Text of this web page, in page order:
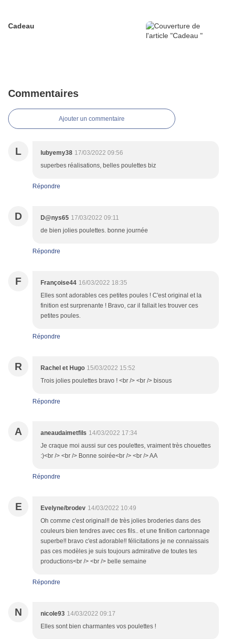
Cadeau
Commentaires
Ajouter un commentaire
L lubyemy38 17/03/2022 09:56
superbes réalisations, belles poulettes biz
Répondre
D D@nys65 17/03/2022 09:11
de bien jolies poulettes. bonne journée
Répondre
F Françoise44 16/03/2022 18:35
Elles sont adorables ces petites poules ! C'est original et la
finition est surprenante ! Bravo, car il fallait les trouver ces
petites poules.
Répondre
R Rachel et Hugo 15/03/2022 15:52
Trois jolies poulettes bravo ! <br /> <br /> bisous
Répondre
A aneaudaimetfils 14/03/2022 17:34
Je craque moi aussi sur ces poulettes, vraiment très chouettes
:)<br /> <br /> Bonne soirée<br /> <br /> AA
Répondre
E Evelyne/brodev 14/03/2022 10:49
Oh comme c'est original!! de très jolies broderies dans des
couleurs bien tendres avec ces fils.. et une finition cartonnage
superbe!! bravo c'est adorable!! félicitations je ne connaissais
pas ces modèles je suis toujours admirative de toutes tes
productions<br /> <br /> belle semaine
Répondre
N nicole93 14/03/2022 09:17
Elles sont bien charmantes vos poulettes !